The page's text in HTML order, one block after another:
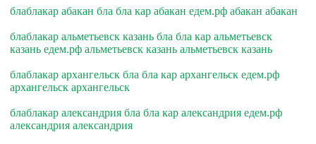
блаблакар абакан бла бла кар абакан едем.рф абакан абакан
блаблакар альметьевск казань бла бла кар альметьевск
казань едем.рф альметьевск казань альметьевск казань
блаблакар архангельск бла бла кар архангельск едем.рф
архангельск архангельск
блаблакар александрия бла бла кар александрия едем.рф
александрия александрия